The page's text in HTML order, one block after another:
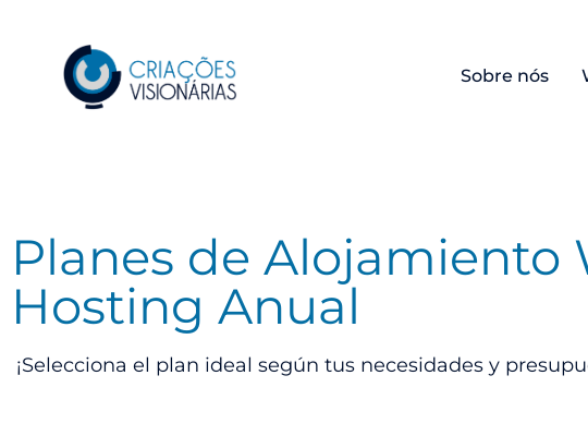
Sobre nós
Planes de Alojamiento
Hosting Anual
¡Selecciona el plan ideal según tus necesidades y